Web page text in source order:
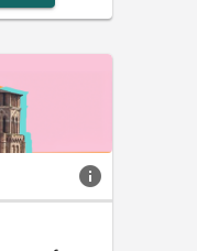
info